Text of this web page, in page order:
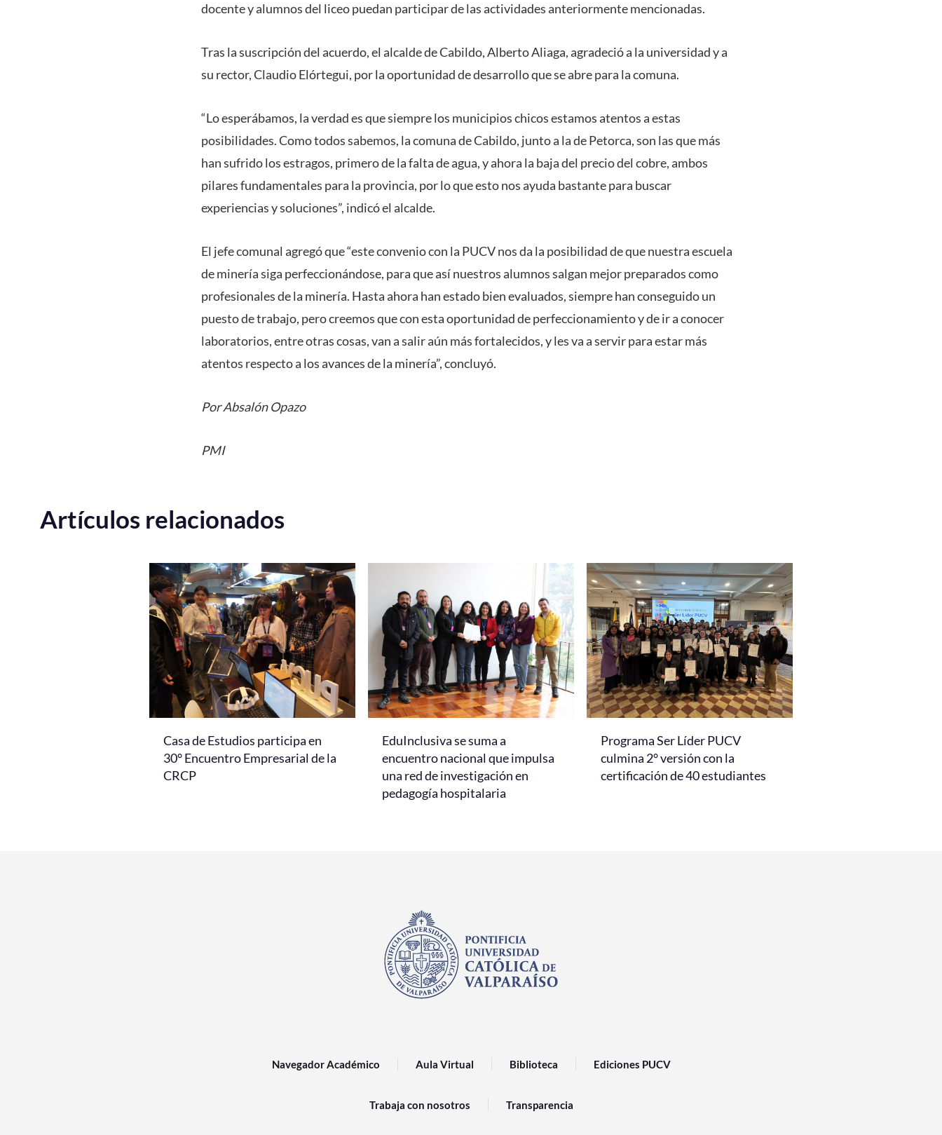
docente y alumnos del liceo puedan participar de las actividades anteriormente mencionadas.
Tras la suscripción del acuerdo, el alcalde de Cabildo, Alberto Aliaga, agradeció a la universidad y a
su rector, Claudio Elórtegui, por la oportunidad de desarrollo que se abre para la comuna.
“Lo esperábamos, la verdad es que siempre los municipios chicos estamos atentos a estas
posibilidades. Como todos sabemos, la comuna de Cabildo, junto a la de Petorca, son las que más
han sufrido los estragos, primero de la falta de agua, y ahora la baja del precio del cobre, ambos
pilares fundamentales para la provincia, por lo que esto nos ayuda bastante para buscar
experiencias y soluciones”, indicó el alcalde.
El jefe comunal agregó que “este convenio con la PUCV nos da la posibilidad de que nuestra escuela
de minería siga perfeccionándose, para que así nuestros alumnos salgan mejor preparados como
profesionales de la minería. Hasta ahora han estado bien evaluados, siempre han conseguido un
puesto de trabajo, pero creemos que con esta oportunidad de perfeccionamiento y de ir a conocer
laboratorios, entre otras cosas, van a salir aún más fortalecidos, y les va a servir para estar más
atentos respecto a los avances de la minería”, concluyó.
Por Absalón Opazo
PMI
Artículos relacionados
Casa de Estudios participa en
30° Encuentro Empresarial de la
CRCP
EduInclusiva se suma a
encuentro nacional que impulsa
una red de investigación en
pedagogía hospitalaria
Programa Ser Líder PUCV
culmina 2° versión con la
certificación de 40 estudiantes
Navegador Académico Aula Virtual Biblioteca Ediciones PUCV
Trabaja con nosotros Transparencia